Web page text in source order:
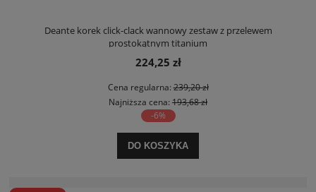
Deante korek click-clack wannowy zestaw z przelewem
prostokątnym titanium
224,25 zł
Cena regularna:239,20 zł
Najniższa cena: 193,68 zł
-6%
DO KOSZYKA